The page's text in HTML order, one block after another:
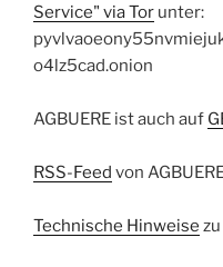
Service" via Tor unter:
o4lz5cad.onion
AGBUERE ist auch auf
RSS-Feed von
Technische Hinweise